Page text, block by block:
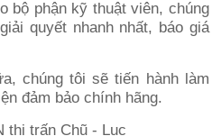
bộ phận kỹ thuật viên, chúng
quyết nhanh nhất, báo giá
chúng tôi sẽ tiến hành làm
đảm bảo chính hãng.